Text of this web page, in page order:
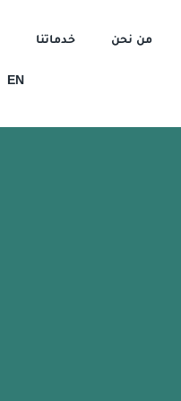
من نحن خدماتنا
EN